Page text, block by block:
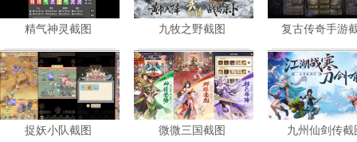
暂未评星
策略
共5张
精气神灵截图
策略
共5张
九牧之野截图 暂未评星
共3张
复古传奇手游
暂未评星
捉妖小队截图
暂未评星
微微三国截图
暂未评星
九州仙剑传截